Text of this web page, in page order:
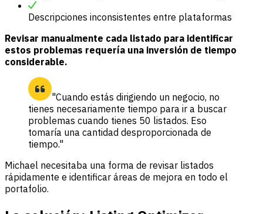
Descripciones inconsistentes entre plataformas
Revisar manualmente cada listado para identificar
estos problemas requería una inversión de tiempo
considerable.
"Cuando estás dirigiendo un negocio, no
tienes necesariamente tiempo para ir a buscar
problemas cuando tienes 50 listados. Eso
tomaría una cantidad desproporcionada de
tiempo."
Michael necesitaba una forma de revisar listados
rápidamente e identificar áreas de mejora en todo el
portafolio.